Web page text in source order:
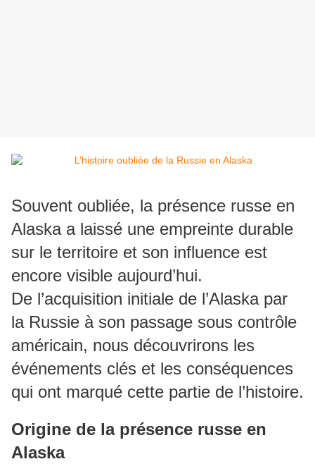
Souvent oubliée, la présence russe en
Alaska a laissé une empreinte durable
sur le territoire et son influence est
encore visible aujourd’hui.
De l’acquisition initiale de l’Alaska par
la Russie à son passage sous contrôle
américain, nous découvrirons les
événements clés et les conséquences
qui ont marqué cette partie de l’histoire.
Origine de la présence russe en
Alaska